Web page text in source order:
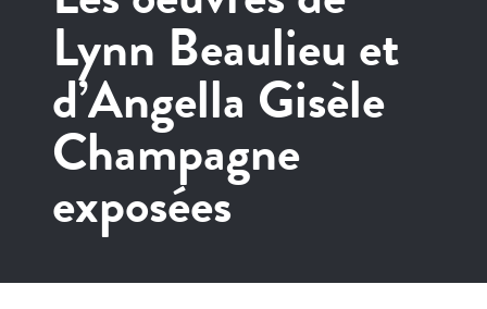
Lynn Beaulieu et
d’Angella Gisèle
Champagne
exposées